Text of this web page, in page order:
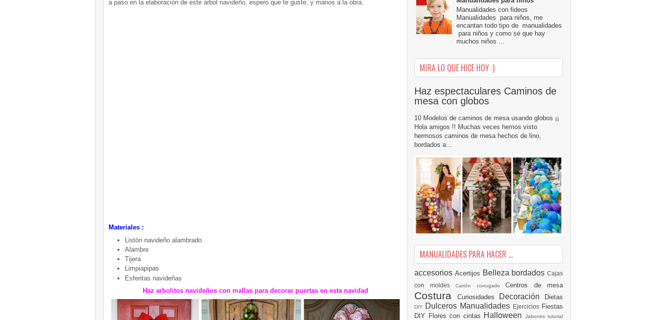
a paso en la elaboración de este árbol navideño, espero que te guste, y manos a la obra.
Materiales :
Listón navideño alambrado
Alambre
Tijera
Limpiapipas
Esferitas navideñas
Haz arbolitos navideños con mallas para decorar puertas en esta navidad
Manualidades con fideos
Manualidades para niños, me
encantan todo tipo de manualidades
para niños y como sé que hay
muchos niños ...
MIRA LO QUE HICE HOY :)
Haz espectaculares Caminos de
mesa con globos
10 Modelos de caminos de mesa usando globos ¡¡
Hola amigos !! Muchas veces hemos visto
hermosos caminos de mesa hechos de lino,
bordados a...
MANUALIDADES PARA HACER ...
accesorios Acertijos Belleza bordados Cajas
con moldes Cartón corrugado Centros de mesa
Costura Curiosidades Decoración Dietas
DIY Dulceros Manualidades Ejercicios Fiestas
DIY Flores con cintas Halloween Jabones tutorial